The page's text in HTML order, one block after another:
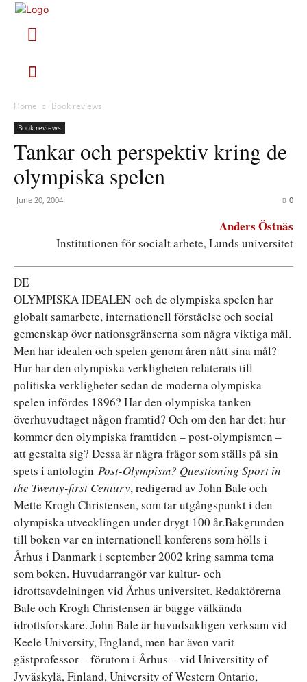
Home Book reviews
Book reviews
Tankar och perspektiv kring de
olympiska spelen
June 20, 2004 0
Anders Östnäs
Institutionen för socialt arbete, Lunds universitet
DE
OLYMPISKA IDEALEN och de olympiska spelen har
globalt samarbete, internationell förståelse och social
gemenskap över nationsgränserna som några viktiga mål.
Men har idealen och spelen genom åren nått sina mål?
Hur har den olympiska verkligheten relaterats till
politiska verkligheter sedan de moderna olympiska
spelen infördes 1896? Har den olympiska tanken
överhuvudtaget någon framtid? Och om den har det: hur
kommer den olympiska framtiden – post-olympismen –
att gestalta sig? Dessa är några frågor som ställs på sin
spets i antologin Post-Olympism? Questioning Sport in
the Twenty-first Century, redigerad av John Bale och
Mette Krogh Christensen, som tar utgångspunkt i den
olympiska utvecklingen under drygt 100 år.Bakgrunden
till boken var en internationell konferens som hölls i
Århus i Danmark i september 2002 kring samma tema
som boken. Huvudarrangör var kultur- och
idrottsavdelningen vid Århus universitet. Redaktörerna
Bale och Krogh Christensen är bägge välkända
idrottsforskare. John Bale är huvudsakligen verksam vid
Keele University, England, men har även varit
gästprofessor – förutom i Århus – vid Universitity of
Jyväskylä, Finland, University of Western Ontario,